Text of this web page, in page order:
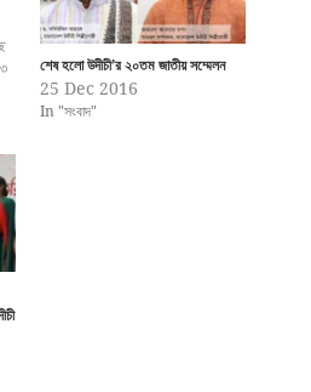
শেষ হলো উদীচী’র ২০তম জাতীয় সম্মেলন
25 Dec 2016
In "সংবাদ"